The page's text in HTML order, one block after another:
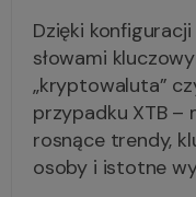
Dzięki
słowami
„kryptowaluta”
przypadku XTB –
rosnące trendy,
osoby i istotne